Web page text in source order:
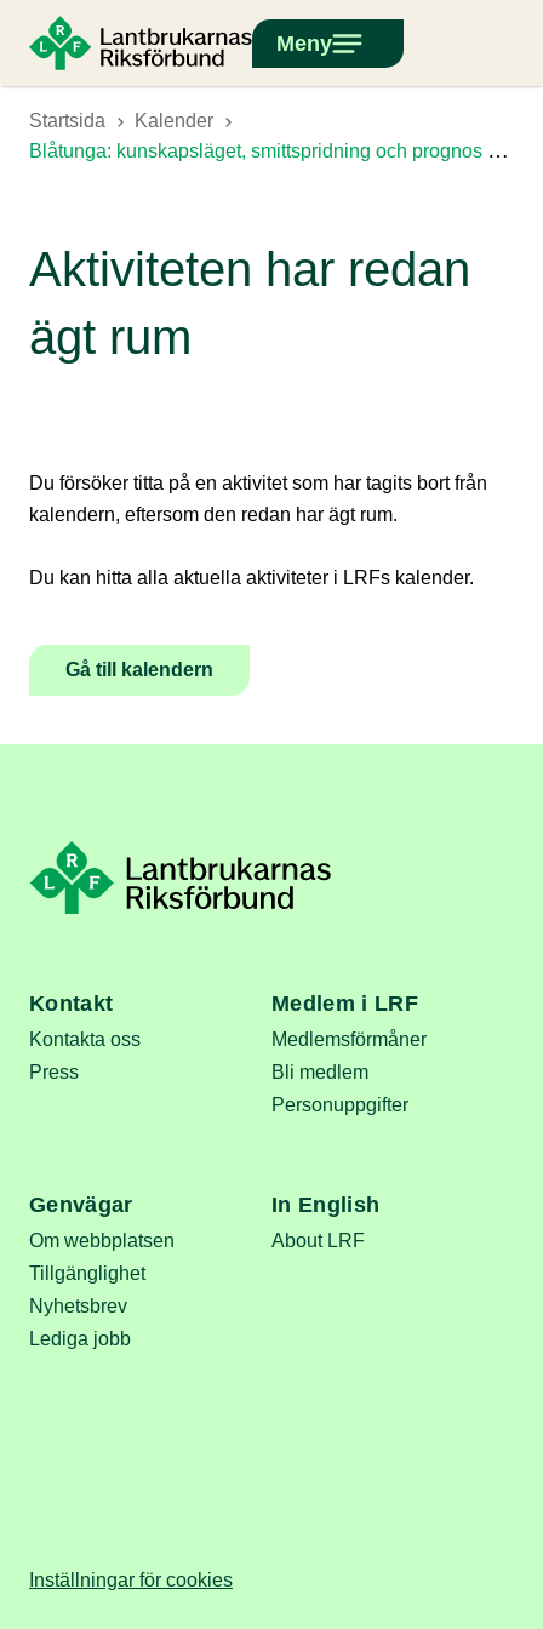
Meny
Startsida Kalender
Blåtunga: kunskapsläget, smittspridning och prognos sommaren 2025
Aktiviteten har redan
ägt rum
Du försöker titta på en aktivitet som har tagits bort från
kalendern, eftersom den redan har ägt rum.
Du kan hitta alla aktuella aktiviteter i LRFs kalender.
Gå till kalendern
Kontakt
Kontakta oss
Press
Medlem i LRF
Medlemsförmåner
Bli medlem
Personuppgifter
Genvägar
Om webbplatsen
Tillgänglighet
Nyhetsbrev
Lediga jobb
In English
About LRF
Inställningar för cookies